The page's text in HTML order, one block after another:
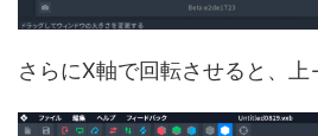
さらにX軸で回転させると、